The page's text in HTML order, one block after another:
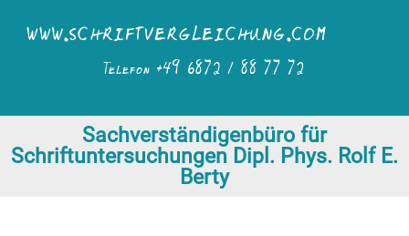
Sachverständigenbüro für
Schriftuntersuchungen Dipl. Phys. Rolf E.
Berty